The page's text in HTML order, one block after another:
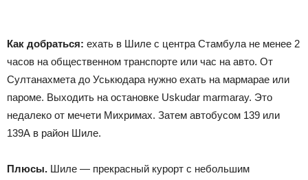
Как добраться: ехать в Шиле с центра Стамбула не менее 2
часов на общественном транспорте или час на авто. От
Султанахмета до Уськюдара нужно ехать на мармарае или
пароме. Выходить на остановке Uskudar marmaray. Это
недалеко от мечети Михримах. Затем автобусом 139 или
139А в район Шиле.
Плюсы. Шиле — прекрасный курорт с небольшим